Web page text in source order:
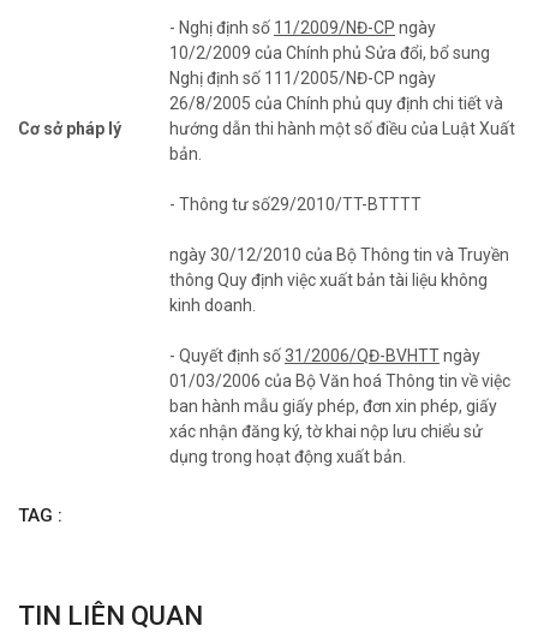
Cơ sở pháp lý
- Nghị định số 11/2009/NĐ-CP ngày
10/2/2009 của Chính phủ Sửa đổi, bổ sung
Nghị định số 111/2005/NĐ-CP ngày
26/8/2005 của Chính phủ quy định chi tiết và
hướng dẫn thi hành một số điều của Luật Xuất
bản.
- Thông tư số29/2010/TT-BTTTT
ngày 30/12/2010 của Bộ Thông tin và Truyền
thông Quy định việc xuất bản tài liệu không
kinh doanh.
- Quyết định số31/2006/QĐ-BVHTTngày
01/03/2006 của Bộ Văn hoá Thông tin về việc
ban hành mẫu giấy phép, đơn xin phép, giấy
xác nhận đăng ký, tờ khai nộp lưu chiểu sử
dụng trong hoạt động xuất bản.
TAG :
TIN LIÊN QUAN